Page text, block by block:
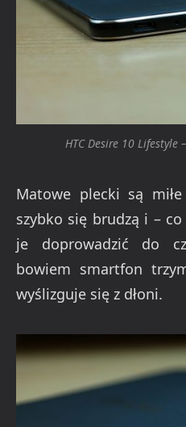
HTC Desire 10 Lifestyle
Matowe plecki są
szybko się brudzą i –
je doprowadzić do
bowiem smartfon
wyślizguje się z dłoni.